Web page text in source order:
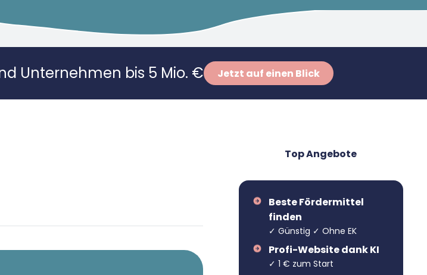
Unternehmen bis 5 Mio. € Jetzt auf einen Blick
Top Angebote
Beste Fördermittel
finden
✓ Günstig ✓ Ohne EK
Profi-Website dank KI
✓ 1 € zum Start